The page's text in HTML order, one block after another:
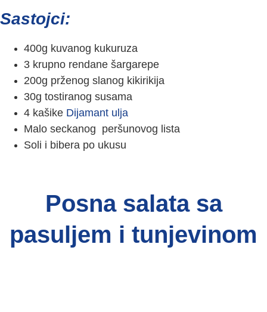
Sastojci:
400g kuvanog kukuruza
3 krupno rendane šargarepe
200g prženog slanog kikirikija
30g tostiranog susama
4 kašike Dijamant ulja
Malo seckanog peršunovog lista
Soli i bibera po ukusu
Posna salata sa
pasuljem i tunjevinom